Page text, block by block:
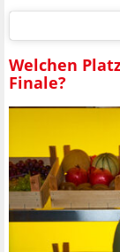
Welchen
Finale?